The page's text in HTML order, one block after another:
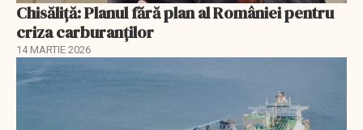
Chisăliță: Planul fără plan al României pentru
criza carburanților
14 MARTIE 2026